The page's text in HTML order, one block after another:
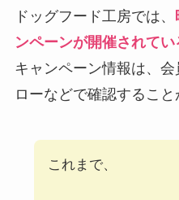
ドッグフード工房では、
ンペーンが開催されてい
キャンペーン情報は、
ローなどで確認すること
これまで、